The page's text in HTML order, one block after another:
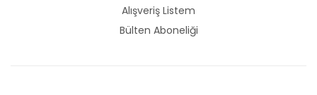
Alışveriş Listem
Bülten Aboneliği